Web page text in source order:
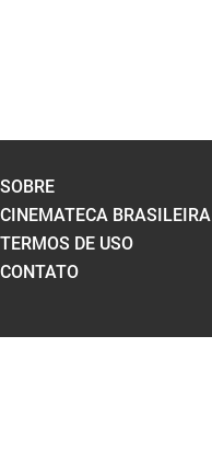
SOBRE
CINEMATECA BRASILEIRA
TERMOS DE USO
CONTATO